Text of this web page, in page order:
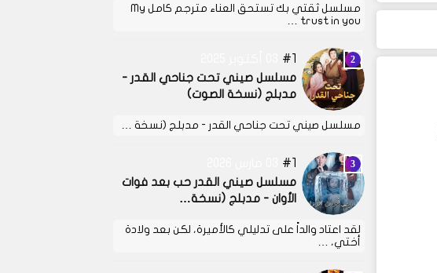
مسلسل ثقتي بك تستحق العناء مترجم كامل My
trust in you …
1
مسلسل صيني تحت جناحي القدر -
مدبلج (نسخة الصوت)
مسلسل صيني تحت جناحي القدر - مدبلج (نسخة …
1
مسلسل صيني القدر حب بعد فوات
الأوان - مدبلج (نسخة…
لقد اعتاد والداً على تدليلي كالأميرة، لكن بعد ولادة
أختي، …